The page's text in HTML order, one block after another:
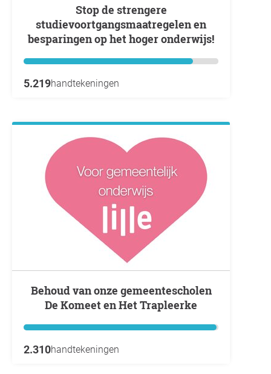
Stop de strengere
studievoortgangsmaatregelen en
besparingen op het hoger onderwijs!
5.219handtekeningen
Behoud van onze gemeentescholen
De Komeet en Het Trapleerke
2.310handtekeningen